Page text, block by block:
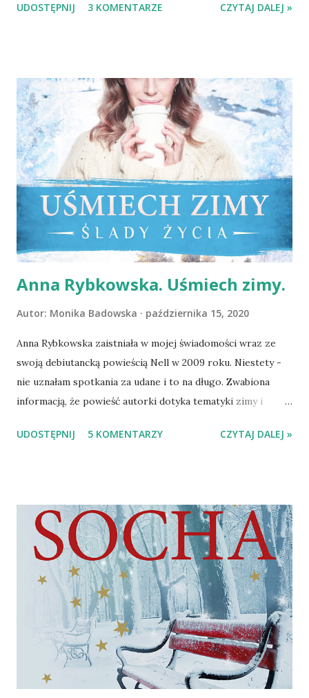
Jeśli obawiacie się, że bez znajomości wcześniejszych
pielęgniarek i lekarzy, ale i bez tego możemy wejść w
historię, poczuć dramaty i radości jakie staja się udziałem
bohaterów. Życie szpitala, domu pielęgniarskiego, a nade
wszystko sióstr i pacjentów przeplata się, jak każdego z
nas, z chwil dobrych i tych nieco mniej. Dla niektórych zima
jest czasem nadziei, dla innych - pożegnania. Dla jednych -
początku, by dla kogoś oznaczać koniec. Czytałam i
zastanawiałam się jak bardzo inaczej brzmiałby opis lat 50
XX wieku, gdyby książka powstała wtedy lub zale...
UDOSTĘPNIJ 3 KOMENTARZE CZYTAJ DALEJ »
Anna Rybkowska. Uśmiech zimy.
Autor: Monika Badowska października 15, 2020
Anna Rybkowska zaistniała w mojej świadomości wraz ze
swoją debiutancką powieścią Nell w 2009 roku. Niestety -
nie uznałam spotkania za udane i to na długo. Zwabiona
informacją, że powieść autorki dotyka tematyki zimy i
twórczości Rybkowskiej. Czy jest lepiej niż było? Berenika
najróżniejszych miejscach, bo z nieokreślonych przyczyn
nie może znaleźć stałego zatrudnienia. Pewnego dnia
dostaje list z kancelarii prawnej, gdzie dowiaduje się o
odziedziczonym w spadku domu wraz z rozległym terenem
na Podlasiu, Warunkiem przyjęcia spadku jest to, że
Berenika przemieszka w podarowanym domu przez rok.
Mogłaby zrezygnować, ale dzieci - już dorosłe - namawiają
ją argumentując utratą taaakich pieniędzy jakie może
otrzymać po sprzedaży domu i ziemi za rok. Kobieta jedzie
wraz z parterem i prawn...
UDOSTĘPNIJ 5 KOMENTARZY CZYTAJ DALEJ »